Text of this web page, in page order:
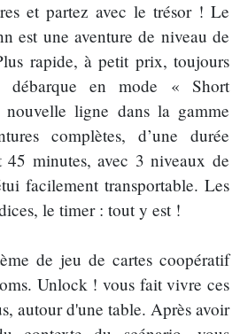
et partez avec le trésor ! Le
est une aventure de niveau de
rapide, à petit prix, toujours
débarque en mode « Short
ligne dans la gamme
complètes, d’une durée
45 minutes, avec 3 niveaux de
facilement transportable. Les
le timer : tout y est !
de jeu de cartes coopératif
Unlock ! vous fait vivre ces
autour d'une table. Après avoir